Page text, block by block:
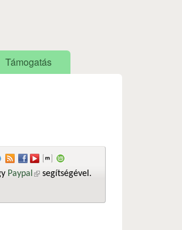
Támogatás
hivatkozás)
Paypal (külső hivatkozás)
segítségével.